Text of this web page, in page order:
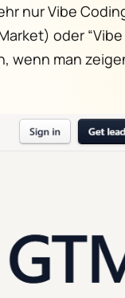
nur Vibe
oder “Vibe
wenn man